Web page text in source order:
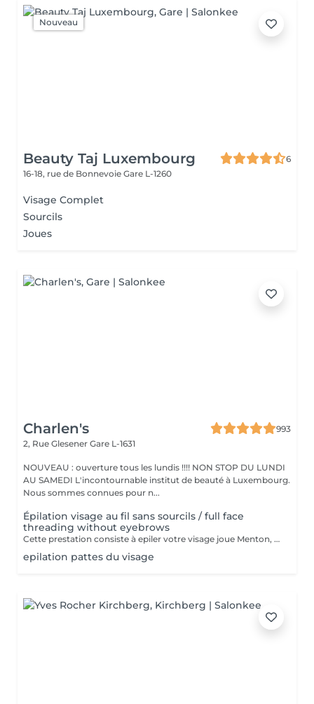
Nouveau
Beauty Taj Luxembourg
6
16-18, rue de Bonnevoie Gare L-1260
Visage Complet
Sourcils
Joues
Charlen's
993
2, Rue Glesener Gare L-1631
NOUVEAU : ouverture tous les lundis !!!! NON STOP DU LUNDI
AU SAMEDI L'incontournable institut de beauté à Luxembourg.
Nous sommes connues pour n...
Épilation visage au fil sans sourcils / full face
threading without eyebrows
Cette prestation consiste à epiler votre visage joue Menton, front et le long des oreilles les sourcils et le cou sont en extra
epilation pattes du visage